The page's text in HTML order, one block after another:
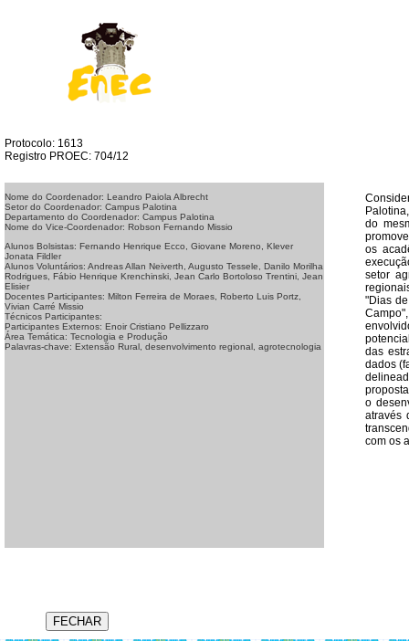
Nome do Coordenador: Leandro Paiola Albrecht
Setor do Coordenador: Campus Palotina
Departamento do Coordenador: Campus Palotina
Nome do Vice-Coordenador: Robson Fernando Missio
Alunos Bolsistas: Fernando Henrique Ecco, Giovane Moreno, Klever
Jonata Fildler
Alunos Voluntários: Andreas Allan Neiverth, Augusto Tessele, Danilo Morilha
Rodrigues, Fábio Henrique Krenchinski, Jean Carlo Bortoloso Trentini, Jean
Elisier
Docentes Participantes: Milton Ferreira de Moraes, Roberto Luis Portz,
Vivian Carré Missio
Técnicos Participantes:
Participantes Externos: Enoir Cristiano Pellizzaro
Área Temática: Tecnologia e Produção
Palavras-chave: Extensão Rural, desenvolvimento regional, agrotecnologia
do
os
setor
"Dias
das
dados
o
através
com os
Protocolo: 1613
Registro PROEC: 704/12